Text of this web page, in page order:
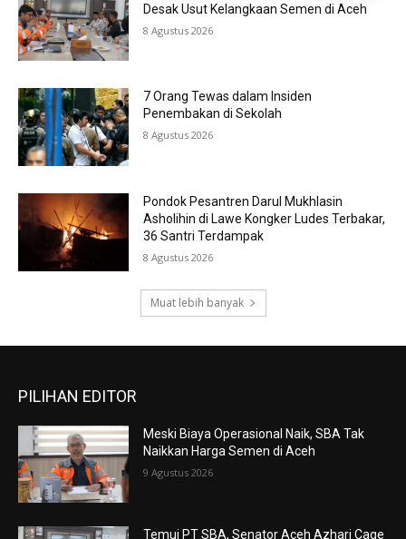
Desak Usut Kelangkaan Semen di Aceh
8 Agustus 2026
7 Orang Tewas dalam Insiden
Penembakan di Sekolah
8 Agustus 2026
Pondok Pesantren Darul Mukhlasin
Asholihin di Lawe Kongker Ludes Terbakar,
36 Santri Terdampak
8 Agustus 2026
Muat lebih banyak
PILIHAN EDITOR
Meski Biaya Operasional Naik, SBA Tak
Naikkan Harga Semen di Aceh
9 Agustus 2026
Temui PT SBA, Senator Aceh Azhari Cage